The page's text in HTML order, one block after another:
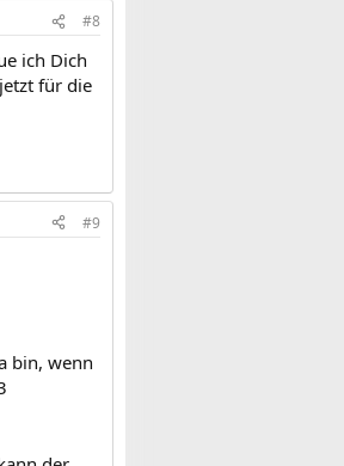
#8
ich Dich
für die
#9
bin, wenn